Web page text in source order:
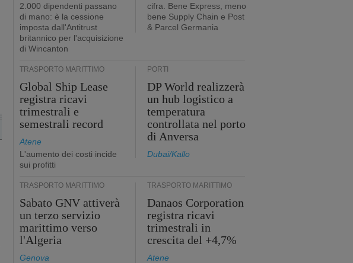
2.000 dipendenti passano
di mano: è la cessione
imposta dall'Antitrust
britannico per l'acquisizione
di Wincanton
cifra. Bene Express, meno
bene Supply Chain e Post
& Parcel Germania
TRASPORTO MARITTIMO
Global Ship Lease
registra ricavi
trimestrali e
semestrali record
Atene
L'aumento dei costi incide
sui profitti
PORTI
DP World realizzerà
un hub logistico a
temperatura
controllata nel porto
di Anversa
Dubai/Kallo
TRASPORTO MARITTIMO
Sabato GNV attiverà
un terzo servizio
marittimo verso
l'Algeria
Genova
TRASPORTO MARITTIMO
Danaos Corporation
registra ricavi
trimestrali in
crescita del +4,7%
Atene